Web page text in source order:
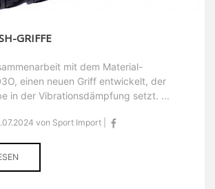
GRIFFE
mit dem Material-
einen neuen Griff entwickelt, der
in der Vibrationsdämpfung setzt. ...
von Sport Import |